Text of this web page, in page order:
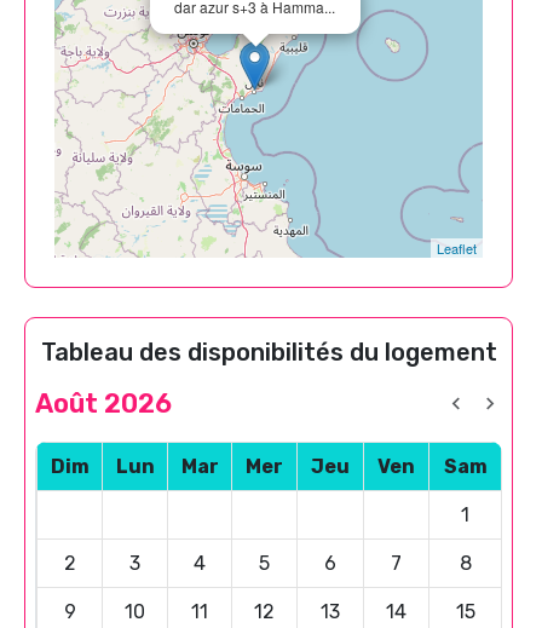
dar azur s+3 à Hamma...
Leaflet
Tableau des disponibilités du logement
Août 2026
Dim Lun Mar Mer Jeu Ven Sam
1
2 3 4 5 6 7 8
9 10 11 12 13 14 15